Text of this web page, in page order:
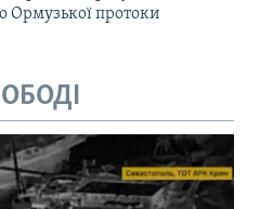
Ормузької протоки